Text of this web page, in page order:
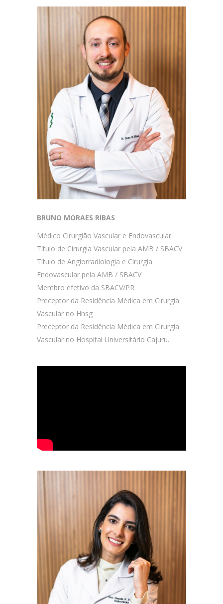
BRUNO MORAES RIBAS
Médico Cirurgião Vascular e Endovascular
Título de Cirurgia Vascular pela AMB / SBACV
Título de Angiorradiologia e Cirurgia
Endovascular pela AMB / SBACV
Membro efetivo da SBACV/PR
Preceptor da Residência Médica em Cirurgia
Vascular no Hnsg
Preceptor da Residência Médica em Cirurgia
Vascular no Hospital Universitário Cajuru.